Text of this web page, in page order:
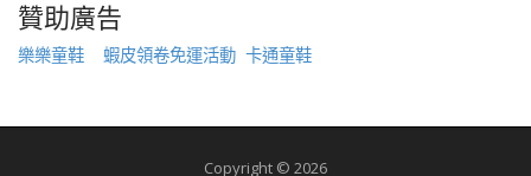
贊助廣告
樂樂童鞋 蝦皮領卷免運活動 卡通童鞋
Copyright © 2026